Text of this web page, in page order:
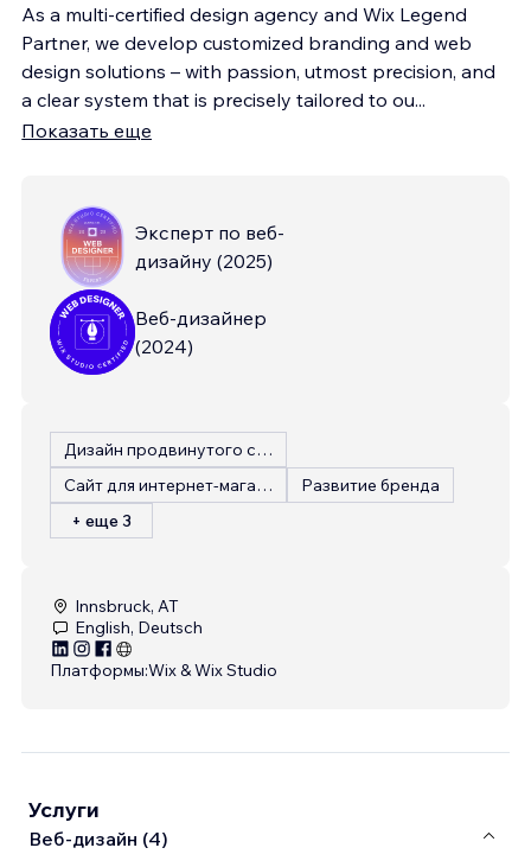
As a multi-certified design agency and Wix Legend
Partner, we develop customized branding and web
design solutions – with passion, utmost precision, and
a clear system that is precisely tailored to ou...
Показать еще
Эксперт по веб-
дизайну (2025)
Веб-дизайнер
(2024)
Дизайн продвинутого сайта
Сайт для интернет-магазина
Развитие бренда
+ еще 3
Innsbruck, AT
English, Deutsch
Платформы:Wix & Wix Studio
Услуги
Веб-дизайн (4)